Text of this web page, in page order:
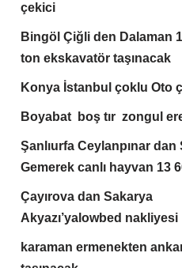
çekici
Bingöl Çiğli den Dalaman
ton ekskavatör taşınacak
Konya İstanbul çoklu Oto
Boyabat boş tır zongul
Şanlıurfa Ceylanpınar dan
Gemerek canlı hayvan 13
Çayırova dan Sakarya
Akyazı’yalowbed nakliyesi
karaman ermenekten